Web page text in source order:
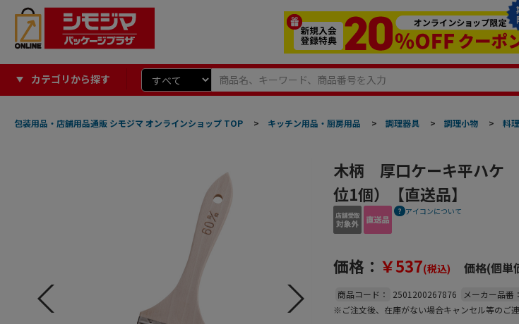
カテゴリから探す
包装用品・店舗用品通販 シモジマ オンラインショップ TOP > キッチン用品・厨房用品 > 調理器具 > 調理小物 > 料
木柄 厚口ケーキ平ハケ
位1個）【直送品】
アイコンについて
価格： ￥537(税込) 価格(個単
商品コード： 2501200267876 メーカー品番：
※ご注文後、在庫がない場合キャンセル等のご連